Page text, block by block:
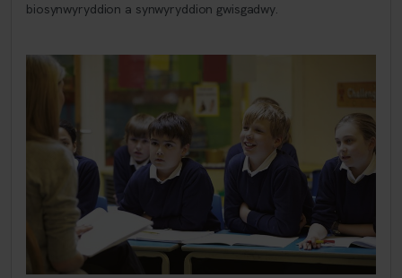
biosynwyryddion a synwyryddion gwisgadwy.